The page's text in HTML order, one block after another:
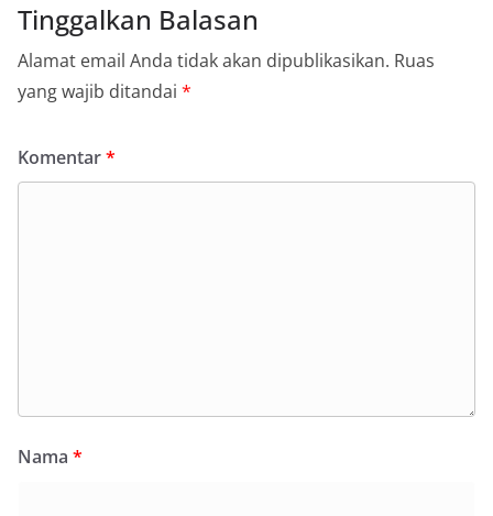
Tinggalkan Balasan
Alamat email Anda tidak akan dipublikasikan. Ruas
yang wajib ditandai *
Komentar*
Nama *